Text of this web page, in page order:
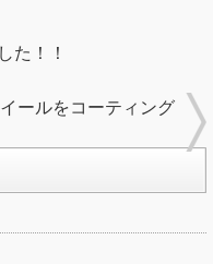
た！！
ールをコーティング